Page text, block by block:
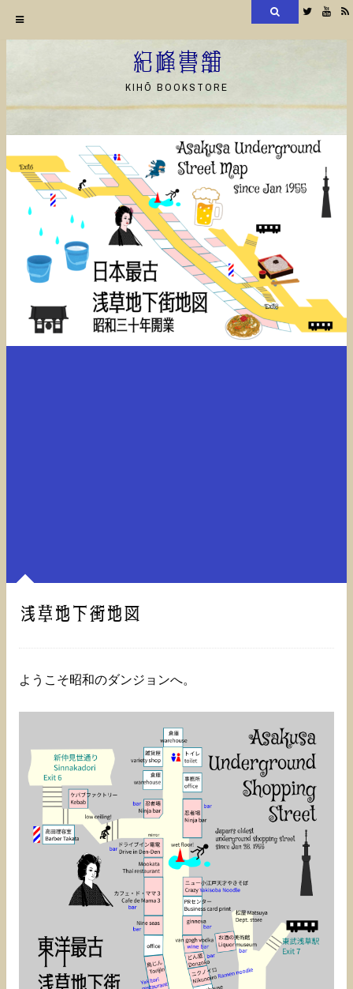
ン
ツ
へ
Twitter
紀峰書舗
KIHŌ BOOKSTORE
浅草地下街地図
ようこそ昭和のダンジョンへ。